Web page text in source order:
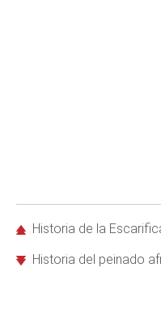
Historia de la Escarificación:
Historia del peinado afro: